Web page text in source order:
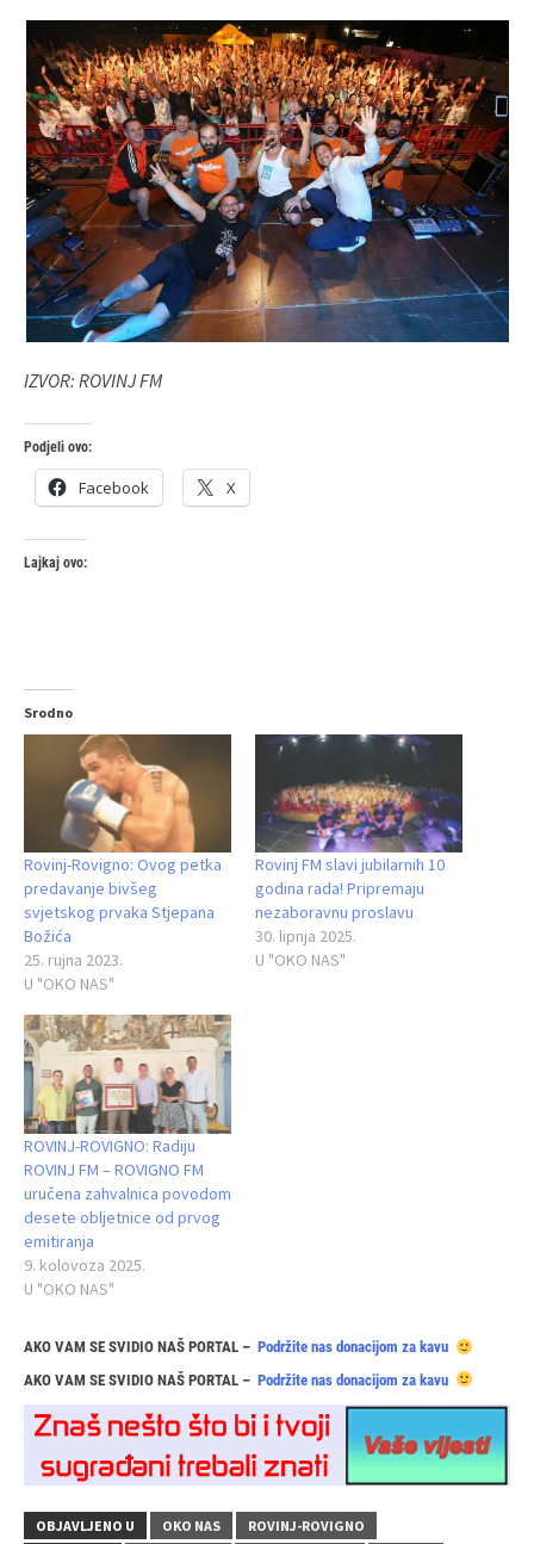
IZVOR: ROVINJ FM
Podjeli ovo:
Facebook X
Lajkaj ovo:
Srodno
Rovinj-Rovigno: Ovog petka
predavanje bivšeg
svjetskog prvaka Stjepana
Božića
25. rujna 2023.
U "OKO NAS"
Rovinj FM slavi jubilarnih 10
godina rada! Pripremaju
nezaboravnu proslavu
30. lipnja 2025.
U "OKO NAS"
ROVINJ-ROVIGNO: Radiju
ROVINJ FM – ROVIGNO FM
uručena zahvalnica povodom
desete obljetnice od prvog
emitiranja
9. kolovoza 2025.
U "OKO NAS"
AKO VAM SE SVIDIO NAŠ PORTAL – Podržite nas donacijom za kavu
AKO VAM SE SVIDIO NAŠ PORTAL – Podržite nas donacijom za kavu
OBJAVLJENO U OKO NAS
ROVINJ-ROVIGNO